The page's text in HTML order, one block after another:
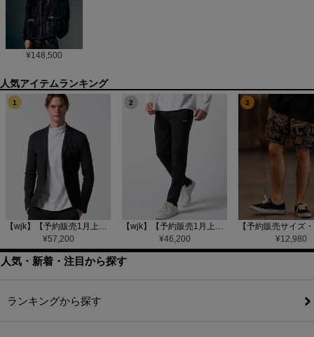
¥148,500
1
【wjk】【予約販売1月上旬～中旬入荷】function knit jacket(jacquard check) ニットジャケット(207 mw08j)
¥57,200
2
【wjk】【予約販売1月上旬～中旬入荷】function knit easy slacks(jacquard check) ニットイージーパンツ(504 mw08j)
¥46,200
3
¥12,980
人気・新着・注目から探す
ランキングから探す